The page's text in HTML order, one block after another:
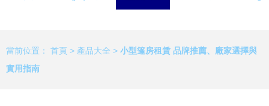
當前位置： 首頁 > 產品大全 > 小型篷房租賃 品牌推薦、廠家選擇與
實用指南